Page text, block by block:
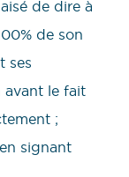
de dire à
de son
ses
le fait
;
signant